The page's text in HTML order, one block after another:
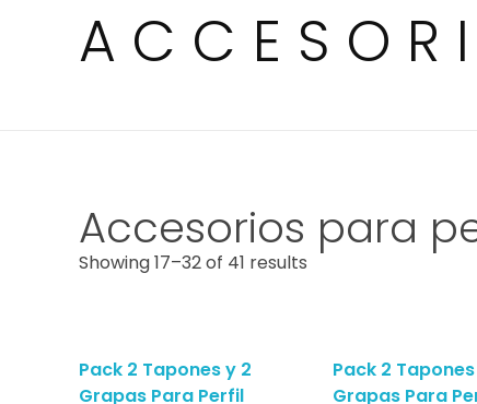
Accesorios para
Showing 17–32 of 41 results
Pack 2 Tapones y 2
Grapas Para Perfil
Pack 2
Grapas Para